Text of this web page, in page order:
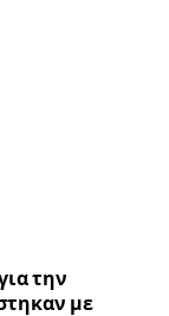
την
με